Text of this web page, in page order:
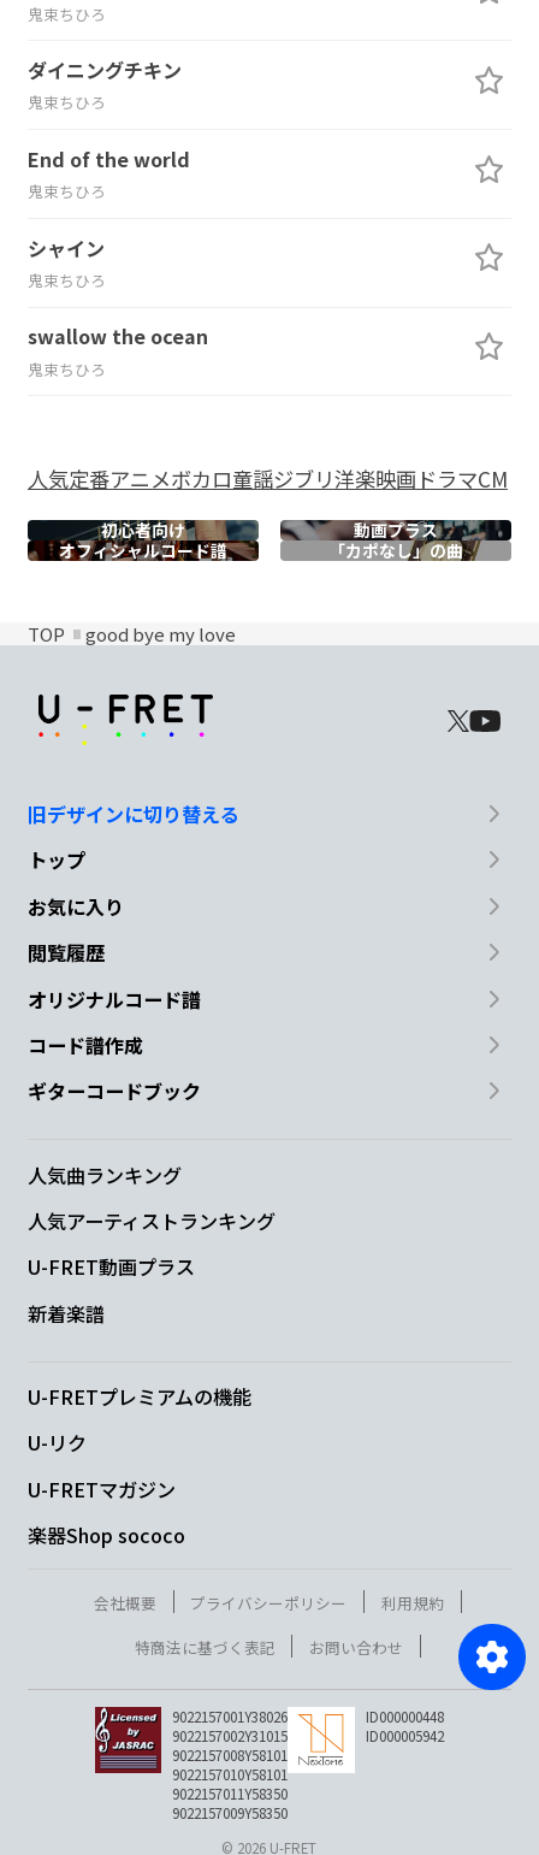
鬼束ちひろ
ダイニングチキン
鬼束ちひろ
End of the world
鬼束ちひろ
シャイン
鬼束ちひろ
swallow the ocean
鬼束ちひろ
人気定番アニメボカロ童謡ジブリ洋楽映画ドラマCM
初心者向け
動画プラス
オフィシャルコード譜 「カポなし」の曲
TOP good bye my love
旧デザインに切り替える
トップ
お気に入り
閲覧履歴
オリジナルコード譜
コード譜作成
ギターコードブック
人気曲ランキング
人気アーティストランキング
U-FRET動画プラス
新着楽譜
U-FRETプレミアムの機能
U-リク
U-FRETマガジン
楽器Shop sococo
会社概要 プライバシーポリシー
利用規約
特商法に基づく表記
お問い合わせ
9022157001Y38026
9022157002Y31015
9022157008Y58101
9022157010Y58101
9022157011Y58350
9022157009Y58350
ID000000448
ID000005942
© 2026 U-FRET